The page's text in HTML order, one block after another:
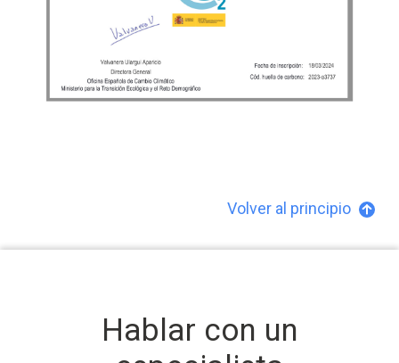
Volver al principio
Hablar con un